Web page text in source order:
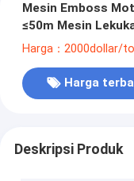
Mesin Emboss
≤50m Mesin
Harga：2000dollar/
Harga
Deskripsi Produk